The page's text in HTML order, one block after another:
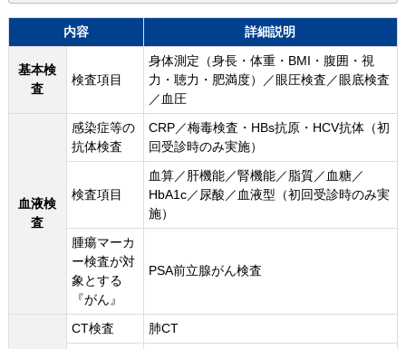
内容 詳細説明
基本検
査
検査項目
身体測定（身長・体重・BMI・腹囲・視
力・聴力・肥満度）／眼圧検査／眼底検査
／血圧
血液検
査
感染症等の
抗体検査
CRP／梅毒検査・HBs抗原・HCV抗体（初
回受診時のみ実施）
検査項目
血算／肝機能／腎機能／脂質／血糖／
HbA1c／尿酸／血液型（初回受診時のみ実
施）
腫瘍マーカ
ー検査が対
象とする
『がん』
PSA前立腺がん検査
CT検査
肺CT